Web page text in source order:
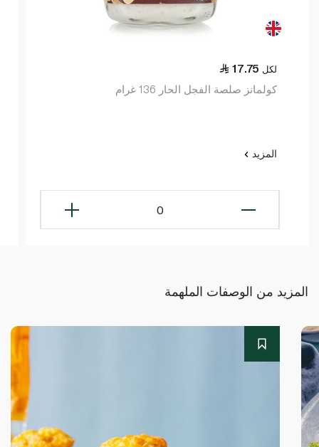
17.75 لكل
كولمانز صلصة الفجل الحار 136 غرام
المزيد
0
المزيد من الوصفات الملهمة